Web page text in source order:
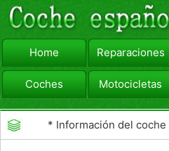
Home Reparaciones
Coches Motocicletas
viajar Camiones
* Información del coche